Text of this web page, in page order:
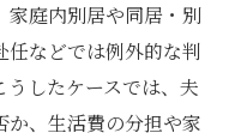
家庭内別居や同居・別
任などでは例外的な判
したケースでは、夫
、生活費の分担や家